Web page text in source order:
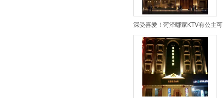
深受喜爱！菏泽哪家KTV有公主